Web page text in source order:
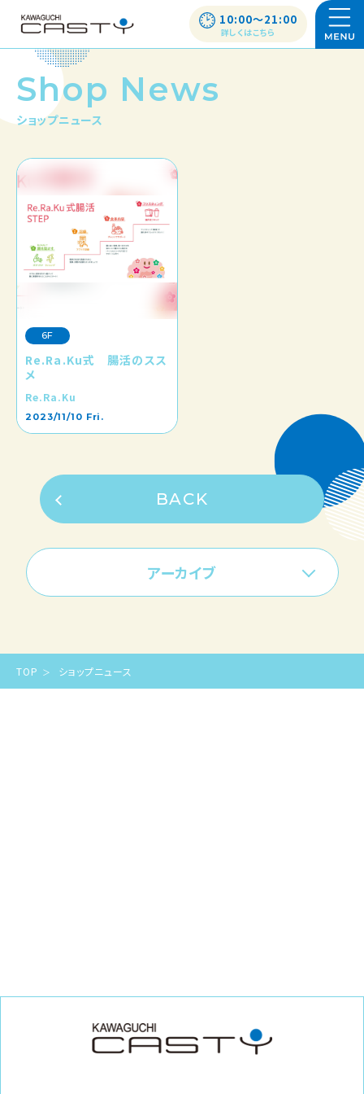
10:00〜21:00
詳しくはこちら
Shop News
ショップニュース
6F
Re.Ra.Ku式 腸活のスス
メ
Re.Ra.Ku
2023/11/10 Fri.
BACK
アーカイブ
TOP ショップニュース